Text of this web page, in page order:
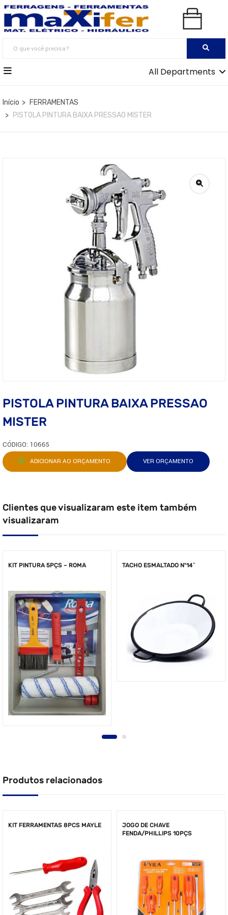
All Departments
Início
FERRAMENTAS
PISTOLA PINTURA BAIXA PRESSAO MISTER
PISTOLA PINTURA BAIXA PRESSAO
MISTER
CÓDIGO: 10665
ADICIONAR AO ORÇAMENTO VER ORÇAMENTO
Clientes que visualizaram este item também
visualizaram
KIT PINTURA 5PÇS – ROMA TACHO ESMALTADO Nº14″
Produtos relacionados
KIT FERRAMENTAS 8PCS MAYLE
JOGO DE CHAVE
FENDA/PHILLIPS 10PÇS